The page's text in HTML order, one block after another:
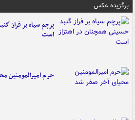
برگزیده عکس
پرچم سیاه بر فراز
است
حرم امیرالمومنین